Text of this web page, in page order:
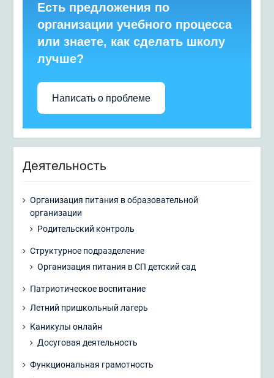
Есть предложения по
организации учебного процесса
или знаете, как сделать школу
лучше?
Написать о проблеме
Деятельность
Организация питания в образовательной
организации
Родительский контроль
Структурное подразделение
Организация питания в СП детский сад
Патриотическое воспитание
Летний пришкольный лагерь
Каникулы онлайн
Досуговая деятельность
Функциональная грамотность